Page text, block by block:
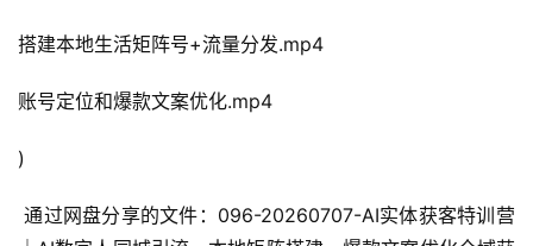
搭建本地生活矩阵号+流量分发.mp4
账号定位和爆款文案优化.mp4
)
通过网盘分享的文件：096-20260707-AI实体获客特训营